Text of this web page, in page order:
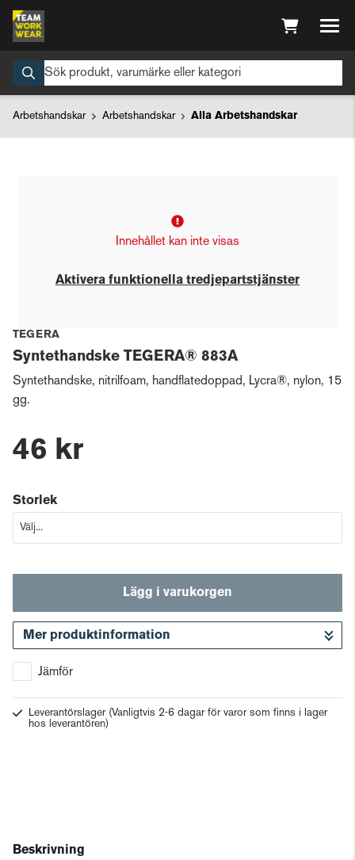
Arbetshandskar Arbetshandskar Alla Arbetshandskar
Innehållet kan inte visas
Aktivera funktionella tredjepartstjänster
TEGERA
Syntethandske TEGERA® 883A
Syntethandske, nitrilfoam, handflatedoppad, Lycra®, nylon, 15
gg.
46 kr
Storlek
Lägg i varukorgen
Mer produktinformation
Jämför
Leverantörslager (Vanligtvis 2-6 dagar för varor som finns i lager
hos leverantören)
Beskrivning